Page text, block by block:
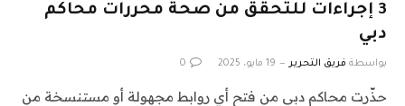
3 إجراءات للتحقق من صحة محررات محاكم
دبي
بواسطة فريق التحرير 19 مايو، 2025 0
حذّرت محاكم دبي من فتح أي روابط مجهولة أو مستنسخة من